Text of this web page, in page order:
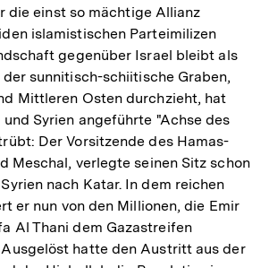
die einst so mächtige Allianz
islamistischen Parteimilizen
gegenüber Israel bleibt als
sunnitisch-schiitische Graben,
Mittleren Osten durchzieht, hat
Syrien angeführte "Achse des
Der Vorsitzende des Hamas-
Meschal, verlegte seinen Sitz schon
nach Katar. In dem reichen
er nun von den Millionen, die Emir
Al Thani dem Gazastreifen
hatte den Austritt aus der